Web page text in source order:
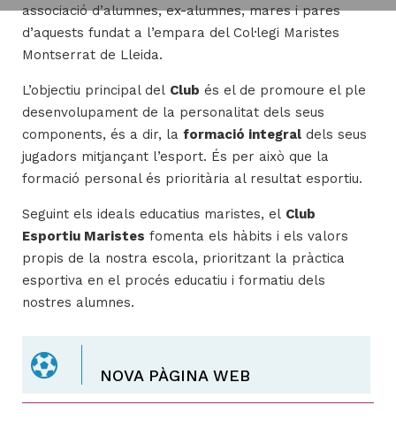
associació d’alumnes, ex-alumnes, mares i pares
d’aquests fundat a l’empara del Col·legi Maristes
Montserrat de Lleida.
L’objectiu principal del Club és el de promoure el ple
desenvolupament de la personalitat dels seus
components, és a dir, la formació integral dels seus
jugadors mitjançant l’esport. És per això que la
formació personal és prioritària al resultat esportiu.
Seguint els ideals educatius maristes, el Club
Esportiu Maristes fomenta els hàbits i els valors
propis de la nostra escola, prioritzant la pràctica
esportiva en el procés educatiu i formatiu dels
nostres alumnes.
NOVA PÀGINA WEB